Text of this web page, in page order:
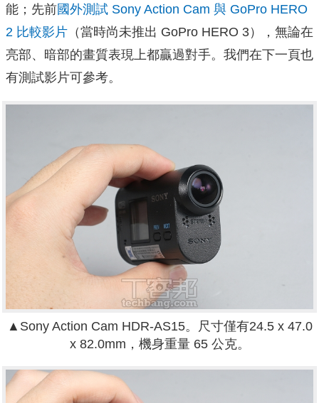
能； 先前國外測試 Sony Action Cam 與 GoPro HERO
2 比較影片 （當時尚未推出 GoPro HERO 3）
，無論在
亮部、暗部的畫質表現上都贏過對手。我們在下一頁也
有測試影片可參考。
▲Sony Action Cam HDR-AS15。 尺寸僅有24.5 x 47.0
x 82.0mm，機身重量 65 公克。